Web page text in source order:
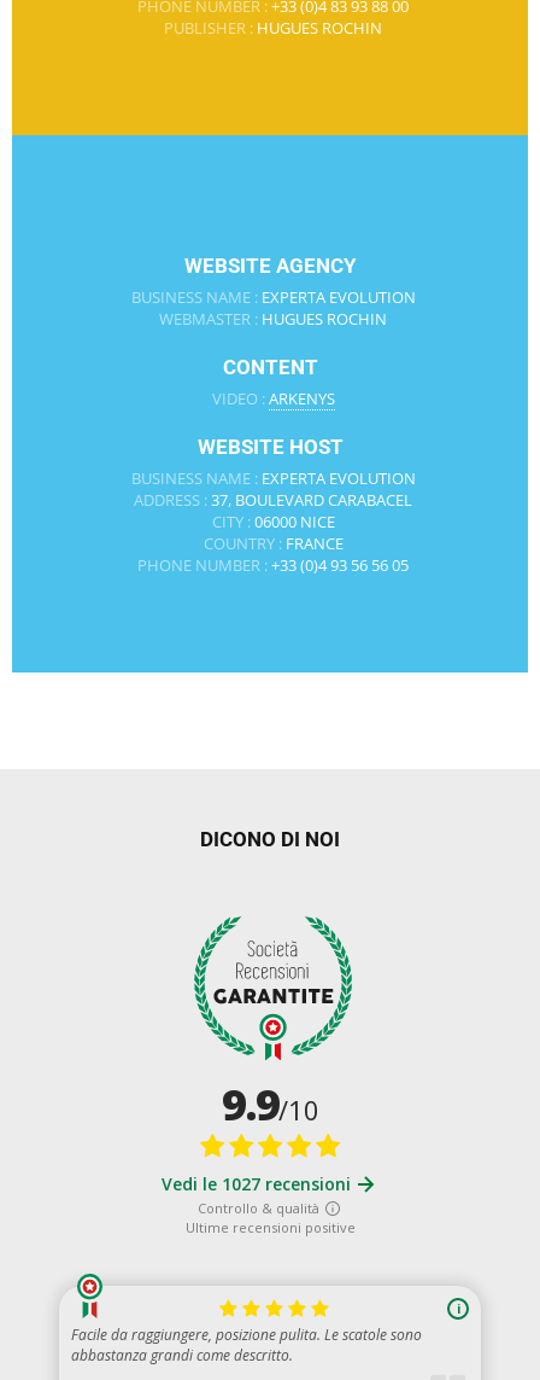
PHONE NUMBER :+33 (0)4 83 93 88 00
PUBLISHER : HUGUES ROCHIN
WEBSITE AGENCY
BUSINESS NAME :EXPERTA EVOLUTION
WEBMASTER : HUGUES ROCHIN
CONTENT
VIDEO :ARKENYS
WEBSITE HOST
BUSINESS NAME :EXPERTA EVOLUTION
ADDRESS :37, BOULEVARD CARABACEL
CITY :06000 NICE
COUNTRY :FRANCE
PHONE NUMBER :+33 (0)4 93 56 56 05
DICONO DI NOI